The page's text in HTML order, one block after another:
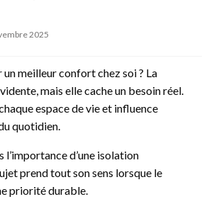
2025
meilleur confort chez soi ? La
mais elle cache un besoin réel.
espace de vie et influence
quotidien.
l’importance d’une isolation
prend tout son sens lorsque le
priorité durable.